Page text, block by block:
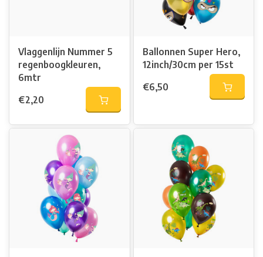
Vlaggenlijn Nummer 5
regenboogkleuren,
6mtr
€2,20
Ballonnen Super Hero,
12inch/30cm per 15st
€6,50